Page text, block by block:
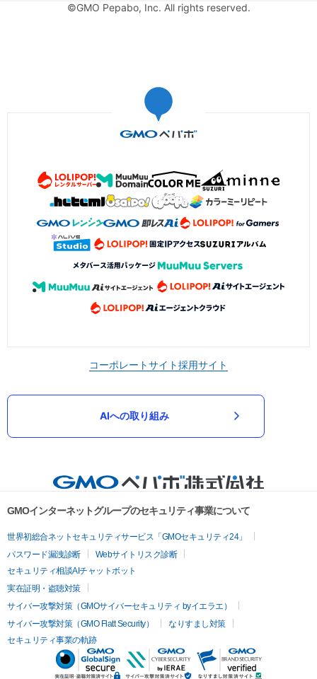
©GMO Pepabo, Inc. All rights reserved.
コーポレートサイト採用サイト
AIへの取り組み
GMOインターネットグループのセキュリティ事業について
世界初総合ネットセキュリティサービス「GMOセキュリティ24」
パスワード漏洩診断
Webサイトリスク診断
セキュリティ相談AIチャットボット
実在証明・盗聴対策
サイバー攻撃対策（GMOサイバーセキュリティ byイエラエ）
サイバー攻撃対策（GMO Flatt Security）
なりすまし対策
セキュリティ事業の軌跡